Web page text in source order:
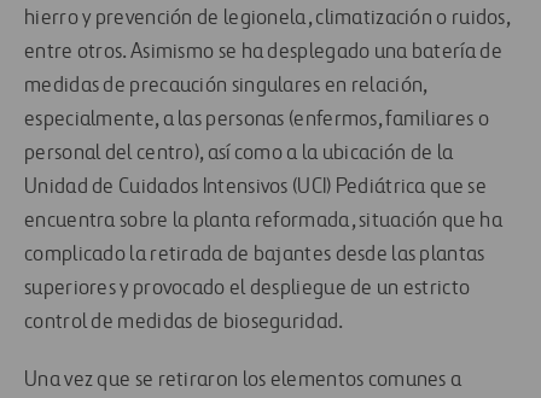
hierro y prevención de legionela, climatización o ruidos,
entre otros. Asimismo se ha desplegado una batería de
medidas de precaución singulares en relación,
especialmente, a las personas (enfermos, familiares o
personal del centro), así como a la ubicación de la
Unidad de Cuidados Intensivos (UCI) Pediátrica que se
encuentra sobre la planta reformada, situación que ha
complicado la retirada de bajantes desde las plantas
superiores y provocado el despliegue de un estricto
control de medidas de bioseguridad.
Una vez que se retiraron los elementos comunes a